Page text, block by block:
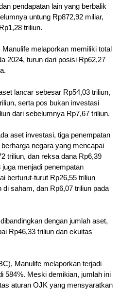
pendapatan lain yang berbalik
untung Rp872,92 miliar,
triliun.
melaporkan memiliki total
2024, turun dari posisi Rp62,27
lancar sebesar Rp54,03 triliun,
serta pos bukan investasi
dari sebelumnya Rp7,67 triliun.
aset investasi, tiga penempatan
negara yang mencapai
triliun, dan reksa dana Rp6,39
menjadi penempatan
berturut-turut Rp26,55 triliun
di saham, dan Rp6,07 triliun pada
dengan jumlah aset,
Rp46,33 triliun dan ekuitas
Manulife melaporkan terjadi
584%. Meski demikian, jumlah ini
aturan OJK yang mensyaratkan